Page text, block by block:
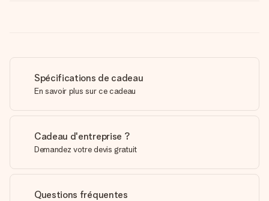
Spécifications de cadeau
En savoir plus sur ce cadeau
Cadeau d'entreprise ?
Demandez votre devis gratuit
Questions fréquentes